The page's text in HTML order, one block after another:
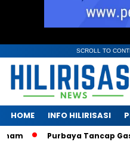
SCROLL TO
HOME INFO HILIRISASI
Purbaya Tancap Gas! LPS